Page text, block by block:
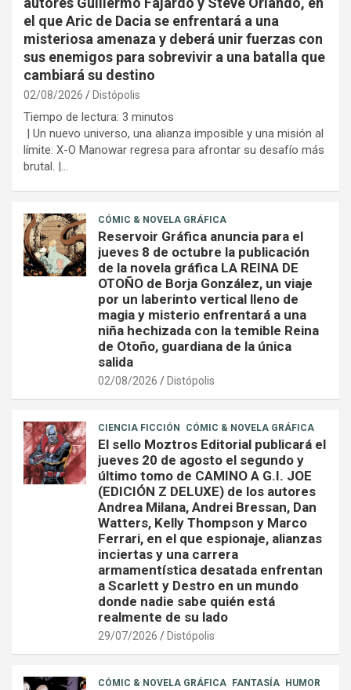
el que Aric de Dacia se enfrentará a una
misteriosa amenaza y deberá unir fuerzas con
sus enemigos para sobrevivir a una batalla que
cambiará su destino
02/08/2026 Distópolis
Tiempo de lectura: 3 minutos
| Un nuevo universo, una alianza imposible y una misión al
límite: X-O Manowar regresa para afrontar su desafío más
brutal. |…
CÓMIC & NOVELA GRÁFICA
Reservoir Gráfica anuncia para el
jueves 8 de octubre la publicación
de la novela gráfica LA REINA DE
OTOÑO de Borja González, un viaje
por un laberinto vertical lleno de
magia y misterio enfrentará a una
niña hechizada con la temible Reina
de Otoño, guardiana de la única
salida
02/08/2026 Distópolis
CIENCIA FICCIÓN CÓMIC & NOVELA GRÁFICA
El sello Moztros Editorial publicará el
jueves 20 de agosto el segundo y
último tomo de CAMINO A G.I. JOE
(EDICIÓN Z DELUXE) de los autores
Andrea Milana, Andrei Bressan, Dan
Watters, Kelly Thompson y Marco
Ferrari, en el que espionaje, alianzas
inciertas y una carrera
armamentística desatada enfrentan
a Scarlett y Destro en un mundo
donde nadie sabe quién está
realmente de su lado
29/07/2026 Distópolis
CÓMIC & NOVELA GRÁFICA FANTASÍA HUMOR